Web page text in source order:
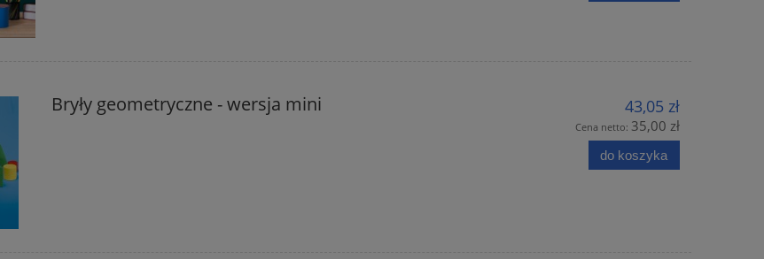
Bryły geometryczne - wersja mini 43,05 zł
Cena netto: 35,00 zł
do koszyka